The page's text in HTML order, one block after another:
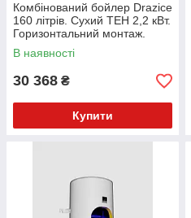
Комбінований бойлер Drazice
160 літрів. Сухий ТЕН 2,2 кВт.
Горизонтальний монтаж.
OKCV 160
В наявності
30 368 ₴
Купити